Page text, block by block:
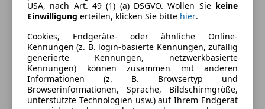
Elektrische Fensterheber
Elektrische Heckklappe
Lichtsensor
Schlüssellose Zentralverriegelung
Sitzheizung
Start/Stop-Automatik
Unterhaltung/Media
Lackierung
Metallic
Farbe der
Innenausstattung
Sonstige
Innenausstattung Stoff
Fahrzeugbeschreibung
USA, nach Art. 49 (1) (a) DSGVO. Wollen Sie keine
Einwilligung erteilen, klicken Sie bitte hier.
Cookies, Endgeräte- oder ähnliche Online-
Kennungen (z. B. login-basierte Kennungen, zufällig
generierte Kennungen, netzwerkbasierte
Kennungen) können zusammen mit anderen
Informationen (z. B. Browsertyp und
Browserinformationen, Sprache, Bildschirmgröße,
unterstützte Technologien usw.) auf Ihrem Endgerät